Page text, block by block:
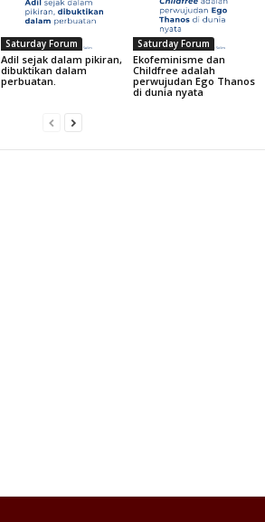
Saturday Forum
Adil sejak dalam pikiran,
dibuktikan dalam
perbuatan.
Saturday Forum
Ekofeminisme dan
Childfree adalah
perwujudan Ego Thanos
di dunia nyata